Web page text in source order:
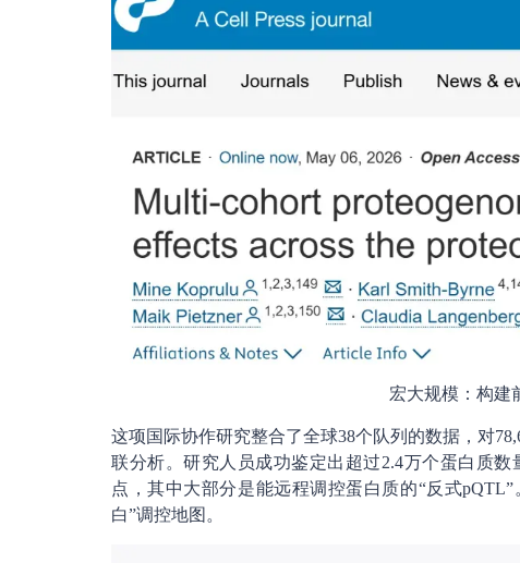
宏大规模：构建
这项国际协作研究整合了全球38个队列的数据，对
联分析。研究人员成功鉴定出超过2.4万个蛋白质
点，其中大部分是能远程调控蛋白质的“反式
白”调控地图。